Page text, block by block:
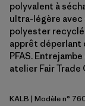
polyvalent à
ultra-légère
polyester recyclé
apprêt déperlant
PFAS.
atelier Fair Trade
Kaleido: Black
KALB | Modèle n°